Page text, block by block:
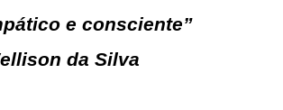
e consciente”
da Silva